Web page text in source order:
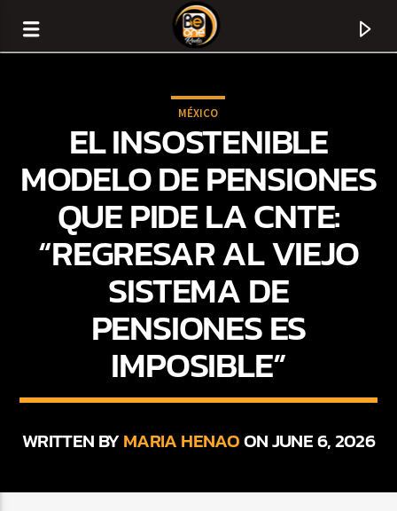
CURRENT TRACK
BALADAS ROMÁNTICAS
MÉXICO
EL INSOSTENIBLE
MODELO DE PENSIONES
QUE PIDE LA CNTE:
“REGRESAR AL VIEJO
SISTEMA DE
PENSIONES ES
IMPOSIBLE”
WRITTEN BYMARIA HENAOON JUNE 6, 2026